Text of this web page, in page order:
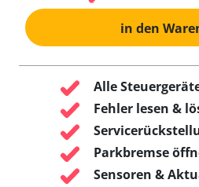
in den
Alle
Fehler lesen &
Parkbremse
Sensoren &